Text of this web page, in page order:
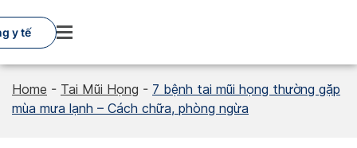
to
content
y tế
Home - Tai Mũi Họng - 7 bệnh tai mũi họng thường gặp
mùa mưa lạnh – Cách chữa, phòng ngừa